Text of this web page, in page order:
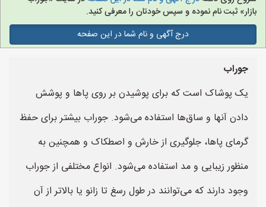
بازار» ثبت نام نموده و سپس خودتان را معرفی کنید.
درج آگهی و نام شما در این صفحه
جوراب
یک پوشاک است که برای پوشیدن بر روی پاها و پوشش
دادن آنها و ساق‌ها استفاده می‌شود. جوراب بیشتر برای حفظ
گرمای پاها، جلوگیری از خارش و اصطکاک و همچنین به
منظور زیبایی و مد استفاده می‌شود. انواع مختلفی از جوراب
وجود دارند که می‌توانند در طول رسغ تا زانو یا بالاتر از آن